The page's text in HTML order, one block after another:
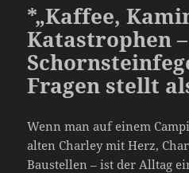
*„Kaffee,
Katastrophen
Fragen stellt
Wenn man auf einem
alten Charley mit Herz,
Baustellen – ist der Alltag